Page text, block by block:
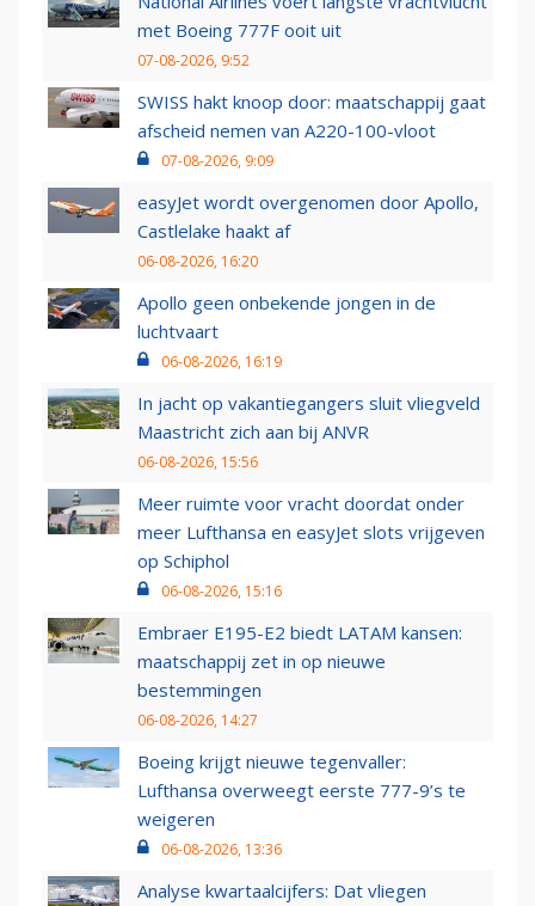
met Boeing 777F ooit uit
07-08-2026, 9:52
SWISS hakt knoop door: maatschappij gaat
afscheid nemen van A220-100-vloot
07-08-2026, 9:09
easyJet wordt overgenomen door Apollo,
Castlelake haakt af
06-08-2026, 16:20
Apollo geen onbekende jongen in de
luchtvaart
06-08-2026, 16:19
In jacht op vakantiegangers sluit vliegveld
Maastricht zich aan bij ANVR
06-08-2026, 15:56
Meer ruimte voor vracht doordat onder
meer Lufthansa en easyJet slots vrijgeven
op Schiphol
06-08-2026, 15:16
Embraer E195-E2 biedt LATAM kansen:
maatschappij zet in op nieuwe
bestemmingen
06-08-2026, 14:27
Boeing krijgt nieuwe tegenvaller:
Lufthansa overweegt eerste 777-9’s te
weigeren
06-08-2026, 13:36
Analyse kwartaalcijfers: Dat vliegen